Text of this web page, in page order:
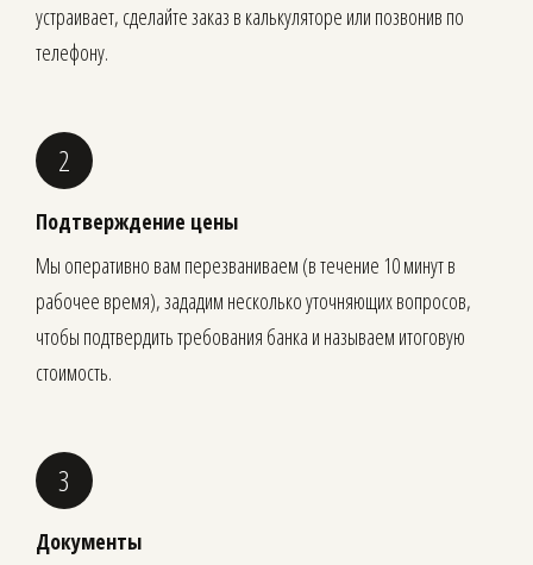
устраивает, сделайте заказ в калькуляторе или позвонив по
телефону.
Подтверждение цены
Мы оперативно вам перезваниваем (в течение 10 минут в
рабочее время), зададим несколько уточняющих вопросов,
чтобы подтвердить требования банка и называем итоговую
стоимость.
Документы